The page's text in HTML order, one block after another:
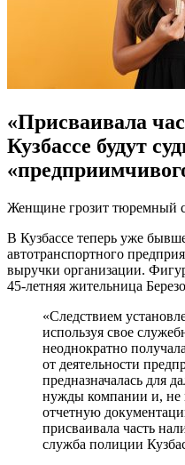
«Присваивала
Кузбассе будут
Женщине грозит тюремный
В Кузбассе теперь уже
автотранспортного
выручки организации.
45-летняя жительница
«Следствием
используя свое
неоднократно
от деятельности
предназначалась для
нужды компании и, не
отчетную
присваивала часть
служба полиции